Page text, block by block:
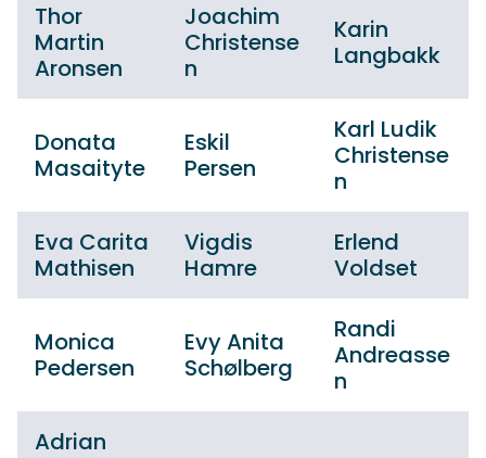
Thor
Martin
Aronsen
Joachim
Christense
n
Karin
Langbakk
Donata
Masaityte
Eskil
Persen
Karl Ludik
Christense
n
Eva Carita
Mathisen
Vigdis
Hamre
Erlend
Voldset
Monica
Pedersen
Evy Anita
Schølberg
Randi
Andreasse
n
Adrian